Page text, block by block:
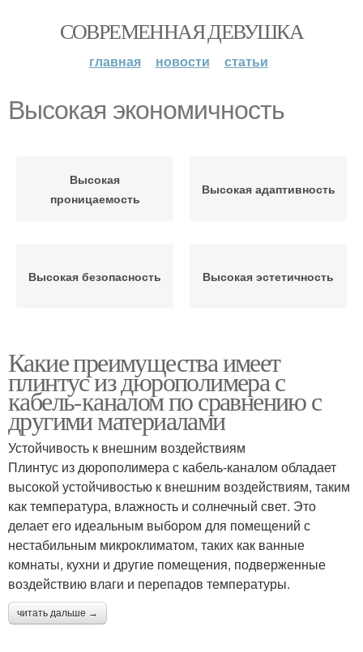
СОВРЕМЕННАЯ ДЕВУШКА
главная новости статьи
Высокая экономичность
Высокая
проницаемость
Высокая адаптивность
Высокая безопасность Высокая эстетичность
Какие преимущества имеет
плинтус из дюрополимера с
кабель-каналом по сравнению с
другими материалами
Устойчивость к внешним воздействиям
Плинтус из дюрополимера с кабель-каналом обладает
высокой устойчивостью к внешним воздействиям, таким
как температура, влажность и солнечный свет. Это
делает его идеальным выбором для помещений с
нестабильным микроклиматом, таких как ванные
комнаты, кухни и другие помещения, подверженные
воздействию влаги и перепадов температуры.
читать дальше →